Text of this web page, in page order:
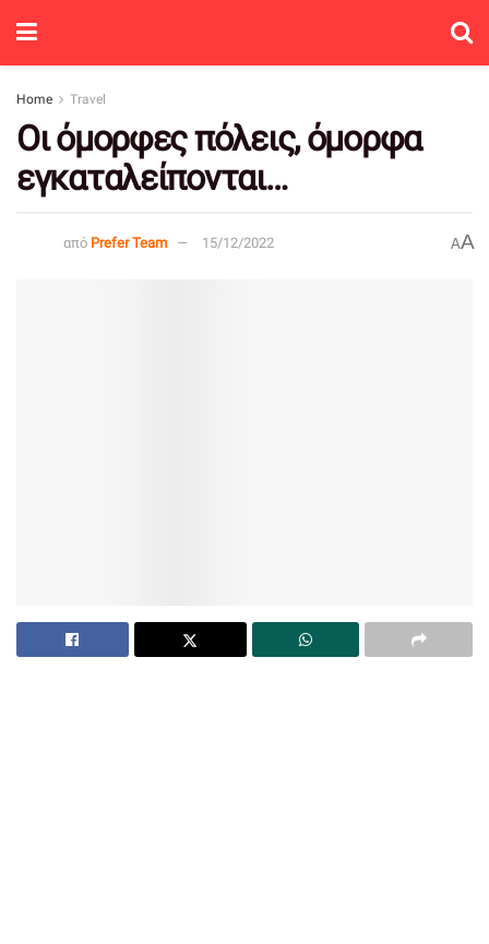
Home Travel
Οι όμορφες πόλεις, όμορφα
εγκαταλείπονται…
από Prefer Team 15/12/2022 AA